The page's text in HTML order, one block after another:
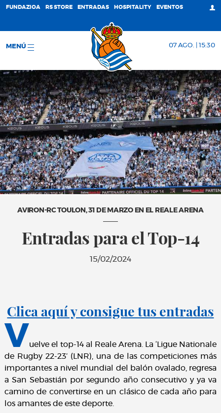
FUNDAZIOA RS STORE ENTRADAS HOSPITALITY EVENTOS
MENÚ 07 AGO. | 15:30
AVIRON-RC TOULON, 31 DE MARZO EN EL REALE ARENA
Entradas para el Top-14
15/02/2024
Clica aquí y consigue tus entradas
Vuelve el top-14 al Reale Arena. La ‘Ligue Nationale
de Rugby 22-23’ (LNR), una de las competiciones más
importantes a nivel mundial del balón ovalado, regresa
a San Sebastián por segundo año consecutivo y ya va
camino de convertirse en un clásico de cada año para
los amantes de este deporte.